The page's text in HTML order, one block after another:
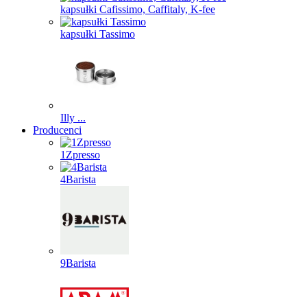
kapsułki Cafissimo, Caffitaly, K-fee
kapsułki Tassimo
Illy ...
Producenci
1Zpresso
4Barista
9Barista